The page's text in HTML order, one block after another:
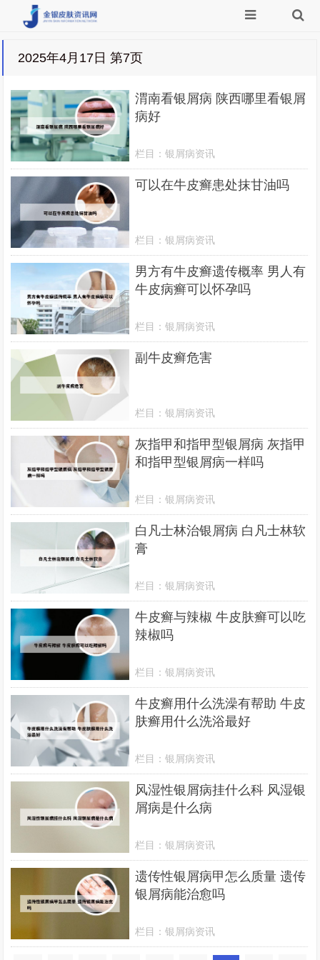
2025年4月17日 第7页
渭南看银屑病 陕西哪里看银屑
病好
栏目：银屑病资讯
可以在牛皮癣患处抹甘油吗
栏目：银屑病资讯
男方有牛皮癣遗传概率 男人有
牛皮病癣可以怀孕吗
栏目：银屑病资讯
副牛皮癣危害
栏目：银屑病资讯
灰指甲和指甲型银屑病 灰指甲
和指甲型银屑病一样吗
栏目：银屑病资讯
白凡士林治银屑病 白凡士林软
膏
栏目：银屑病资讯
牛皮癣与辣椒 牛皮肤癣可以吃
辣椒吗
栏目：银屑病资讯
牛皮癣用什么洗澡有帮助 牛皮
肤癣用什么洗浴最好
栏目：银屑病资讯
风湿性银屑病挂什么科 风湿银
屑病是什么病
栏目：银屑病资讯
遗传性银屑病甲怎么质量 遗传
银屑病能治愈吗
栏目：银屑病资讯